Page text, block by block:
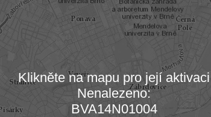
Načítám mapu…
Klikněte na mapu pro její aktivaci
Nenalezeno:
BVA14N01004